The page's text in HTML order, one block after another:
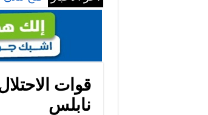
قوات
نابلس